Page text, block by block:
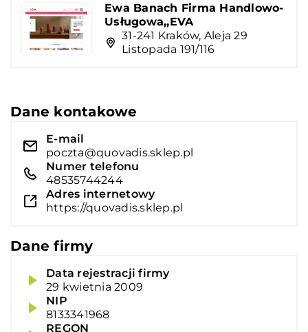
Ewa Banach Firma Handlowo-
Usługowa,,EVA
31-241 Kraków, Aleja 29
Listopada 191/116
Dane kontakowe
E-mail
poczta@quovadis.sklep.pl
Numer telefonu
48535744244
Adres internetowy
https://quovadis.sklep.pl
Dane firmy
Data rejestracji firmy
29 kwietnia 2009
NIP
8133341968
REGON